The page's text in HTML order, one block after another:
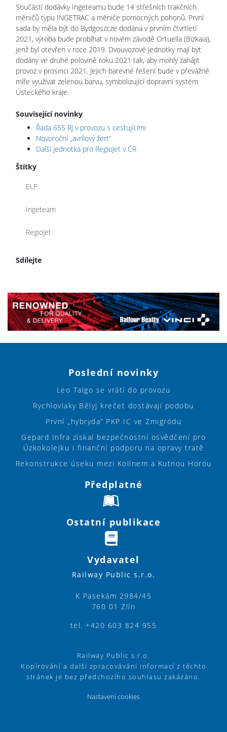
Součástí dodávky Ingeteamu bude 14 střešních trakčních
měničů typu INGETRAC a měniče pomocných pohonů. První
sada by měla být do Bydgoszcze dodána v prvním čtvrtletí
2021, výroba bude probíhat v novém závodě Ortuella (Bizkaia),
jenž byl otevřen v roce 2019. Dvouvozové jednotky mají být
dodány ve druhé polovině roku 2021 tak, aby mohly zahájit
provoz v prosinci 2021. Jejich barevné řešení bude v převážné
míře využívat zelenou barvu, symbolizující dopravní systém
Ústeckého kraje.
Související novinky
Řada 655 RJ v provozu s cestujícími
Novoroční „avrílový žert“
Další jednotka pro RegioJet v ČR
Štítky
ELF
Ingeteam
RegioJet
Sdílejte
Poslední novinky
Leo Talgo se vrátí do provozu
Rychlovlaky Bělyj krečet dostávají podobu
První „hybryda“ PKP IC ve Żmigródu
Gepard Infra získal bezpečnostní osvědčení pro
Úzkokolejku i finanční podporu na opravy tratě
Rekonstrukce úseku mezi Kolínem a Kutnou Horou
Předplatné
Ostatní publikace
Vydavatel
Railway Public s.r.o.
K Pasekám 2984/45
760 01 Zlín
tel. +420 603 824 955
Railway Public s.r.o.
Kopírování a další zpracovávání informací z těchto
stránek je bez předchozího souhlasu zakázáno.
Nastavení cookies